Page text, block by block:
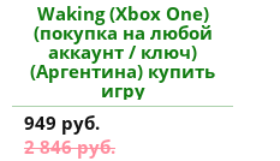
Waking (Xbox One)
(покупка на любой
аккаунт / ключ)
(Аргентина) купить
игру
949 руб.
2 846 руб.